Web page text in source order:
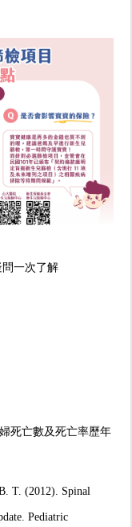
一次了解
死亡數及死亡率歷年
T. (2012). Spinal
Pediatric